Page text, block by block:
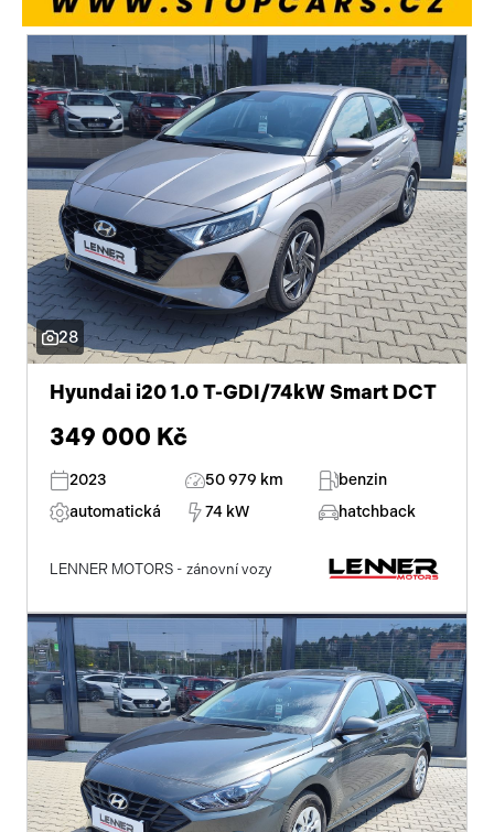
28
Hyundai i20 1.0 T-GDI/74kW Smart DCT
349 000 Kč
2023 50 979 km
benzin
automatická
74 kW hatchback
LENNER MOTORS - zánovní vozy